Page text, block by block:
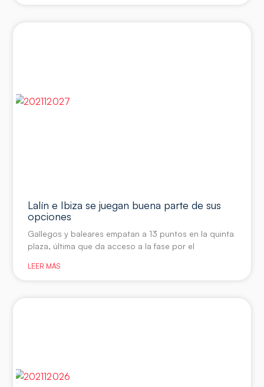
Lalín e Ibiza se juegan buena parte de sus
opciones
Gallegos y baleares empatan a 13 puntos en la quinta
plaza, última que da acceso a la fase por el
LEER MÁS